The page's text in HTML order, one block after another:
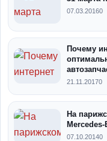
07.03.20160
Почему
21.11.20170
На
07.10.20140